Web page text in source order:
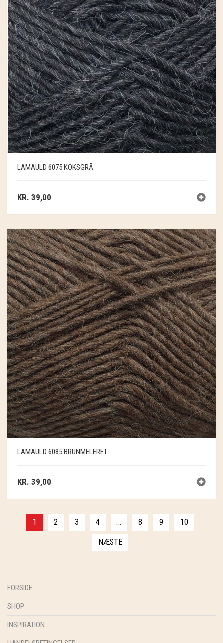
LAMAULD 6075 KOKSGRÅ
KR. 39,00
LAMAULD 6085 BRUNMELERET
KR. 39,00
1 2 3 4 … 8 9 10
NÆSTE
FORSIDE
SHOP
INSPIRATION